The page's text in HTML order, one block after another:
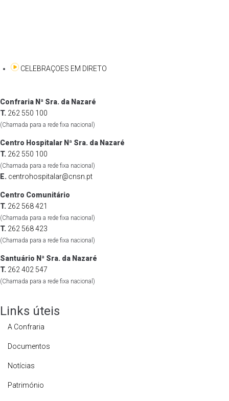
CELEBRAÇOES EM DIRETO
Confraria Nª Sra. da Nazaré
T. 262 550 100
(Chamada para a rede fixa nacional)
Centro Hospitalar Nª Sra. da Nazaré
T. 262 550 100
(Chamada para a rede fixa nacional)
E. centrohospitalar@cnsn.pt
Centro Comunitário
T. 262 568 421
(Chamada para a rede fixa nacional)
T. 262 568 423
(Chamada para a rede fixa nacional)
Santuário Nª Sra. da Nazaré
T. 262 402 547
(Chamada para a rede fixa nacional)
Links úteis
A Confraria
Documentos
Notícias
Património